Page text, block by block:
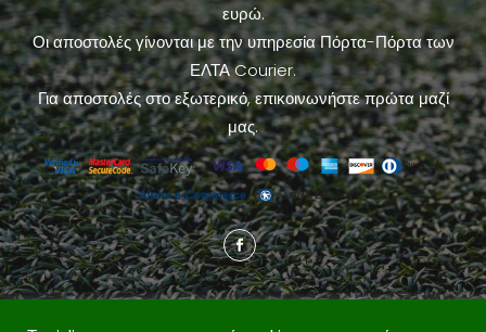
ευρώ.
Οι αποστολές γίνονται με την υπηρεσία Πόρτα-Πόρτα των
ΕΛΤΑ Courier.
Για αποστολές στο εξωτερικό, επικοινωνήστε πρώτα μαζί
μας.